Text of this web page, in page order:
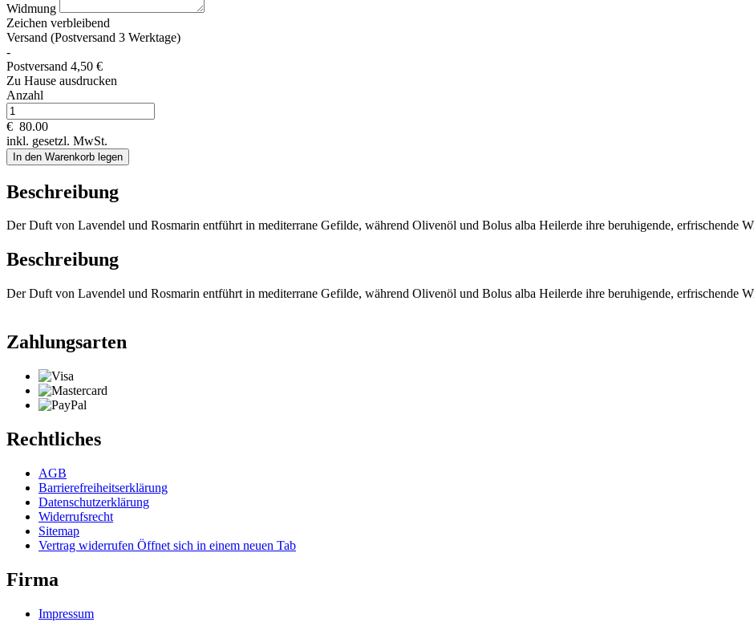
Widmung
Zeichen verbleibend
Versand (Postversand 3 Werktage)
-
Postversand 4,50 €
Zu Hause ausdrucken
Anzahl
€ 80.00
inkl. gesetzl. MwSt.
In den Warenkorb legen
Beschreibung
Der Duft von Lavendel und Rosmarin entführt in mediterrane Gefilde, während Olivenöl und Bolus alba Heilerde ihre beruhigende, erfrischende
Beschreibung
Der Duft von Lavendel und Rosmarin entführt in mediterrane Gefilde, während Olivenöl und Bolus alba Heilerde ihre beruhigende, erfrischende
Zahlungsarten
Rechtliches
AGB
Barrierefreiheitserklärung
Datenschutzerklärung
Widerrufsrecht
Sitemap
Vertrag widerrufen Öffnet sich in einem neuen Tab
Firma
Impressum